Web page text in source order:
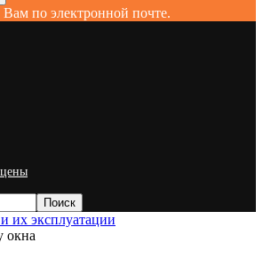
по электронной почте.
их эксплуатации
окна